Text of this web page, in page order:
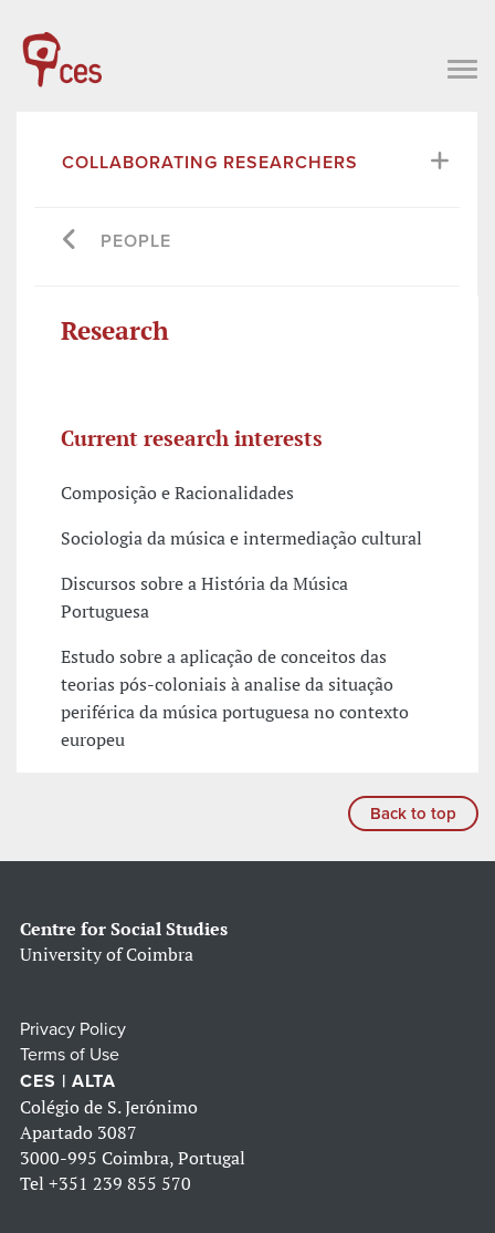
COLLABORATING RESEARCHERS
PEOPLE
Research
Current research interests
Composição e Racionalidades
Sociologia da música e intermediação cultural
Discursos sobre a História da Música
Portuguesa
Estudo sobre a aplicação de conceitos das
teorias pós-coloniais à analise da situação
periférica da música portuguesa no contexto
europeu
Back to top
Centre for Social Studies
University of Coimbra
Privacy Policy
Terms of Use
CES | ALTA
Colégio de S. Jerónimo
Apartado 3087
3000-995 Coimbra, Portugal
Tel +351 239 855 570